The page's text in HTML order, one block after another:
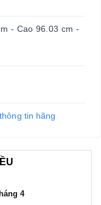
- Cao 96.03 cm -
tin hãng
4